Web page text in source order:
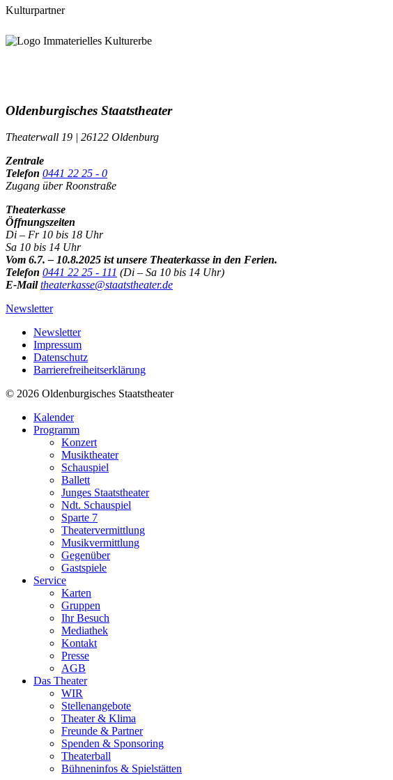
Kulturpartner
Oldenburgisches Staatstheater
Theaterwall 19 | 26122 Oldenburg
Zentrale
Telefon 0441 22 25 - 0
Zugang über Roonstraße
Theaterkasse
Öffnungszeiten
Di – Fr 10 bis 18 Uhr
Sa 10 bis 14 Uhr
Vom 6.7. – 10.8.2025 ist unsere Theaterkasse in den Ferien.
Telefon 0441 22 25 - 111 (Di – Sa 10 bis 14 Uhr)
E-Mail theaterkasse@staatstheater.de
Newsletter
Newsletter
Impressum
Datenschutz
Barrierefreiheitserklärung
© 2026 Oldenburgisches Staatstheater
Kalender
Programm
Konzert
Musiktheater
Schauspiel
Ballett
Junges Staatstheater
Ndt. Schauspiel
Sparte 7
Theatervermittlung
Musikvermittlung
Gegenüber
Gastspiele
Service
Karten
Gruppen
Ihr Besuch
Mediathek
Kontakt
Presse
AGB
Das Theater
WIR
Stellenangebote
Theater & Klima
Freunde & Partner
Spenden & Sponsoring
Theaterball
Bühneninfos & Spielstätten